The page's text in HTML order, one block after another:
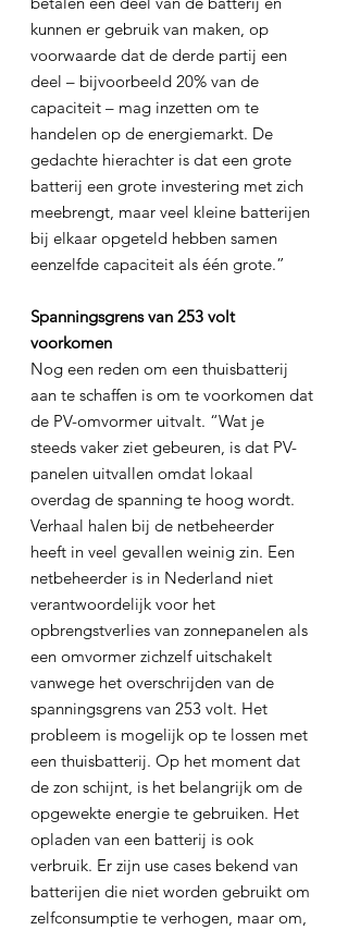
kunnen er gebruik van maken, op
voorwaarde dat de derde partij een
deel – bijvoorbeeld 20% van de
capaciteit – mag inzetten om te
handelen op de energiemarkt. De
gedachte hierachter is dat een grote
batterij een grote investering met zich
meebrengt, maar veel kleine batterijen
bij elkaar opgeteld hebben samen
eenzelfde capaciteit als één grote.”
Spanningsgrens van 253 volt
voorkomen
Nog een reden om een thuisbatterij
aan te schaffen is om te voorkomen dat
de PV-omvormer uitvalt. “Wat je
steeds vaker ziet gebeuren, is dat PV-
panelen uitvallen omdat lokaal
overdag de spanning te hoog wordt.
Verhaal halen bij de netbeheerder
heeft in veel gevallen weinig zin. Een
netbeheerder is in Nederland niet
verantwoordelijk voor het
opbrengstverlies van zonnepanelen als
een omvormer zichzelf uitschakelt
vanwege het overschrijden van de
spanningsgrens van 253 volt. Het
probleem is mogelijk op te lossen met
een thuisbatterij. Op het moment dat
de zon schijnt, is het belangrijk om de
opgewekte energie te gebruiken. Het
opladen van een batterij is ook
verbruik. Er zijn use cases bekend van
batterijen die niet worden gebruikt om
zelfconsumptie te verhogen, maar om,